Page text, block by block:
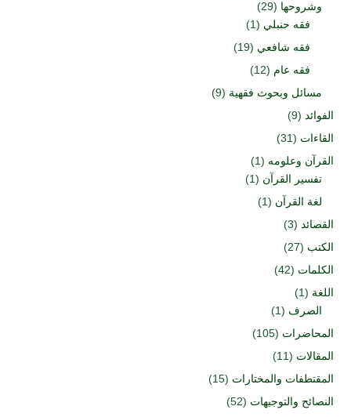
وشروحها (29)
فقه حنبلي (1)
فقه شافعي (19)
فقه عام (12)
مسائل وبحوث فقهية (9)
الفوائد (9)
القاءات (31)
القرآن وعلومه (1)
تفسير القرآن (1)
لغة القرآن (1)
القصائد (3)
الكتب (27)
الكلمات (42)
اللغة (1)
الصرف (1)
المحاضرات (105)
المقالات (11)
المقتطفات والمختارات (15)
النصائح والتوجيهات (52)